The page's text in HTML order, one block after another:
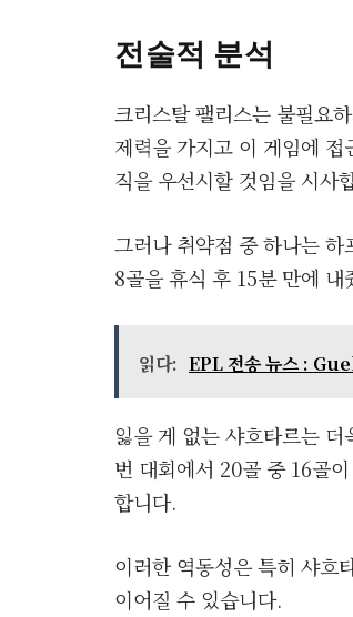
전술적 분석
크리스탈 팰리스는 불필요
제력을 가지고 이 게임에
직을 우선시할 것임을 시사
그러나 취약점 중 하나는
8골을 휴식 후 15분 만에
읽다: EPL 전송 뉴스 :
잃을 게 없는 샤흐타르는
번 대회에서 20골 중 16골
합니다.
이러한 역동성은 특히 샤흐
이어질 수 있습니다.